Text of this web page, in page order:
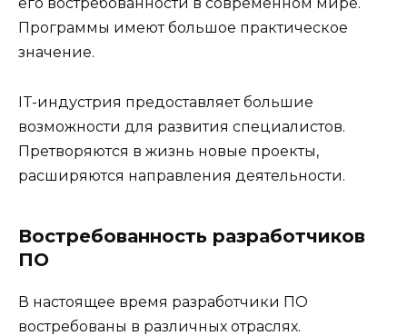
его востребованности в современном мире.
Программы имеют большое практическое
значение.
IT-индустрия предоставляет большие
возможности для развития специалистов.
Претворяются в жизнь новые проекты,
расширяются направления деятельности.
Востребованность разработчиков
ПО
В настоящее время разработчики ПО
востребованы в различных отраслях.